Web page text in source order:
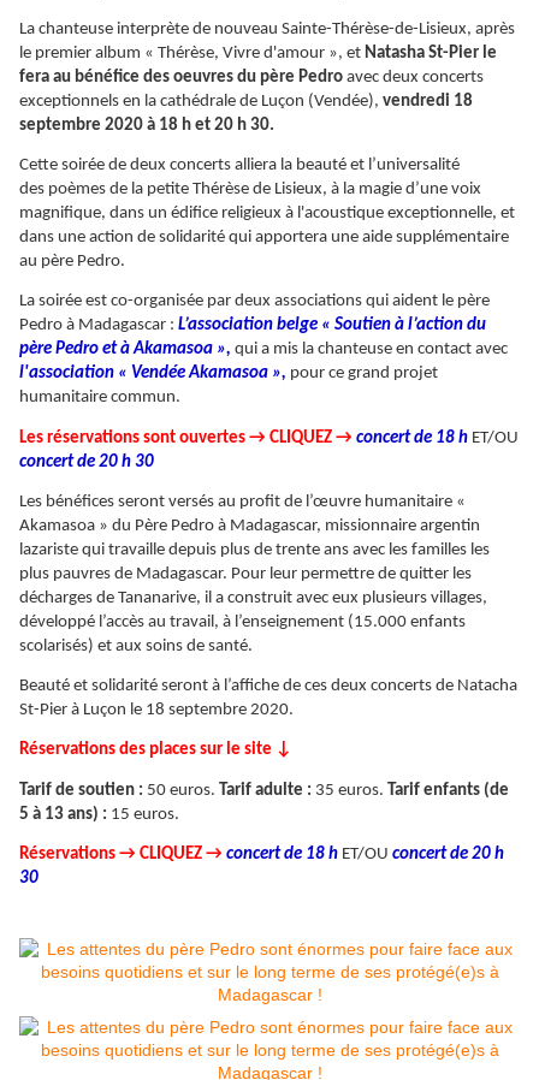
La chanteuse interprète de nouveau Sainte-Thérèse-de-Lisieux, après
le premier album « Thérèse, Vivre d'amour », et Natasha St-Pier le
fera au bénéfice des oeuvres du père Pedro avec deux concerts
exceptionnels en la cathédrale de Luçon (Vendée), vendredi 18
septembre 2020 à 18 h et 20 h 30.
Cette soirée de deux concerts alliera la beauté et l’universalité
des poèmes de la petite Thérèse de Lisieux, à la magie d’une voix
magnifique, dans un édifice religieux à l'acoustique exceptionnelle, et
dans une action de solidarité qui apportera une aide supplémentaire
au père Pedro.
La soirée est co-organisée par deux associations qui aident le père
Pedro à Madagascar : L’association belge « Soutien à l’action du
père Pedro et à Akamasoa », qui a mis la chanteuse en contact avec
l'association « Vendée Akamasoa », pour ce grand projet
humanitaire commun.
Les réservations sont ouvertes → CLIQUEZ → concert de 18 h ET/OU
concert de 20 h 30
Les bénéfices seront versés au profit de l’œuvre humanitaire «
Akamasoa » du Père Pedro à Madagascar, missionnaire argentin
lazariste qui travaille depuis plus de trente ans avec les familles les
plus pauvres de Madagascar. Pour leur permettre de quitter les
décharges de Tananarive, il a construit avec eux plusieurs villages,
développé l’accès au travail, à l’enseignement (15.000 enfants
scolarisés) et aux soins de santé.
Beauté et solidarité seront à l’affiche de ces deux concerts de Natacha
St-Pier à Luçon le 18 septembre 2020.
Réservations des places sur le site ↓
Tarif de soutien : 50 euros. Tarif adulte : 35 euros.
Tarif enfants (de
5 à 13 ans) : 15 euros.
Réservations → CLIQUEZ → concert de 18 h ET/OU concert de 20 h
30